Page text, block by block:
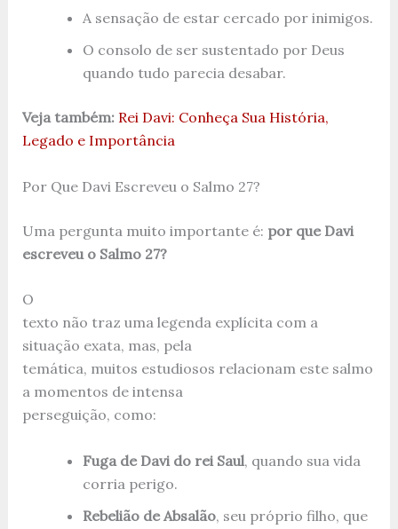
A sensação de estar cercado por inimigos.
O consolo de ser sustentado por Deus
quando tudo parecia desabar.
Veja também: Rei Davi: Conheça Sua História,
Legado e Importância
Por Que Davi Escreveu o Salmo 27?
Uma pergunta muito importante é: por que Davi
escreveu o Salmo 27?
O
texto não traz uma legenda explícita com a
situação exata, mas, pela
temática, muitos estudiosos relacionam este salmo
a momentos de intensa
perseguição, como:
Fuga de Davi do rei Saul, quando sua vida
corria perigo.
Rebelião de Absalão, seu próprio filho, que